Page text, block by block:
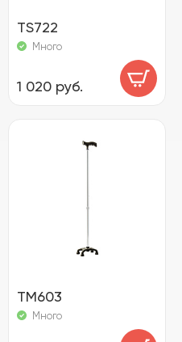
TS722
Много
1 020 руб.
TM603
Много